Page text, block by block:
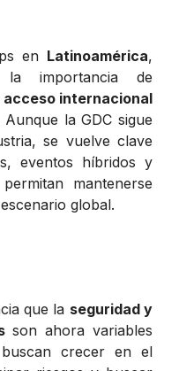
en Latinoamérica,
la importancia de
internacional
la GDC sigue
se vuelve clave
eventos híbridos y
mantenerse
global.
que la seguridad y
son ahora variables
buscan crecer en el